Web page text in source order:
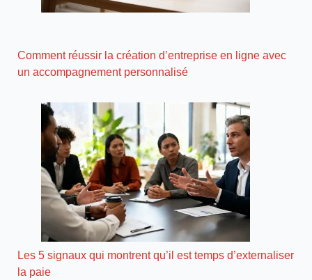
Comment réussir la création d’entreprise en ligne avec
un accompagnement personnalisé
Les 5 signaux qui montrent qu’il est temps d’externaliser
la paie